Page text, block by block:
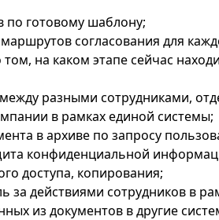
по готовому шаблону;
согласования для
на каком этапе сейчас
разными сотрудниками,
в рамках единой системы;
в архиве по запросу
конфиденциальной
доступа, копирования;
за действиями сотрудников в
из документов в другие